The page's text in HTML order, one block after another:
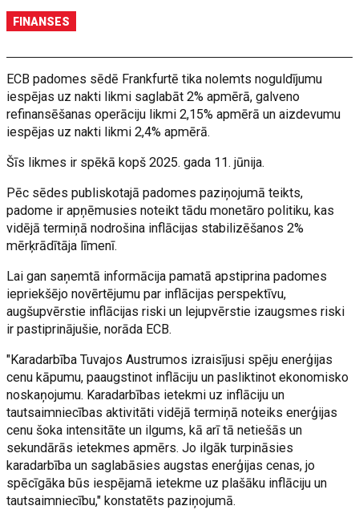
FINANSES
ECB padomes sēdē Frankfurtē tika nolemts noguldījumu
iespējas uz nakti likmi saglabāt 2% apmērā, galveno
refinansēšanas operāciju likmi 2,15% apmērā un aizdevumu
iespējas uz nakti likmi 2,4% apmērā.
Šīs likmes ir spēkā kopš 2025. gada 11. jūnija.
Pēc sēdes publiskotajā padomes paziņojumā teikts,
padome ir apņēmusies noteikt tādu monetāro politiku, kas
vidējā termiņā nodrošina inflācijas stabilizēšanos 2%
mērķrādītāja līmenī.
Lai gan saņemtā informācija pamatā apstiprina padomes
iepriekšējo novērtējumu par inflācijas perspektīvu,
augšupvērstie inflācijas riski un lejupvērstie izaugsmes riski
ir pastiprinājušie, norāda ECB.
"Karadarbība Tuvajos Austrumos izraisījusi spēju enerģijas
cenu kāpumu, paaugstinot inflāciju un pasliktinot ekonomisko
noskaņojumu. Karadarbības ietekmi uz inflāciju un
tautsaimniecības aktivitāti vidējā termiņā noteiks enerģijas
cenu šoka intensitāte un ilgums, kā arī tā netiešās un
sekundārās ietekmes apmērs. Jo ilgāk turpināsies
karadarbība un saglabāsies augstas enerģijas cenas, jo
spēcīgāka būs iespējamā ietekme uz plašāku inflāciju un
tautsaimniecību," konstatēts paziņojumā.